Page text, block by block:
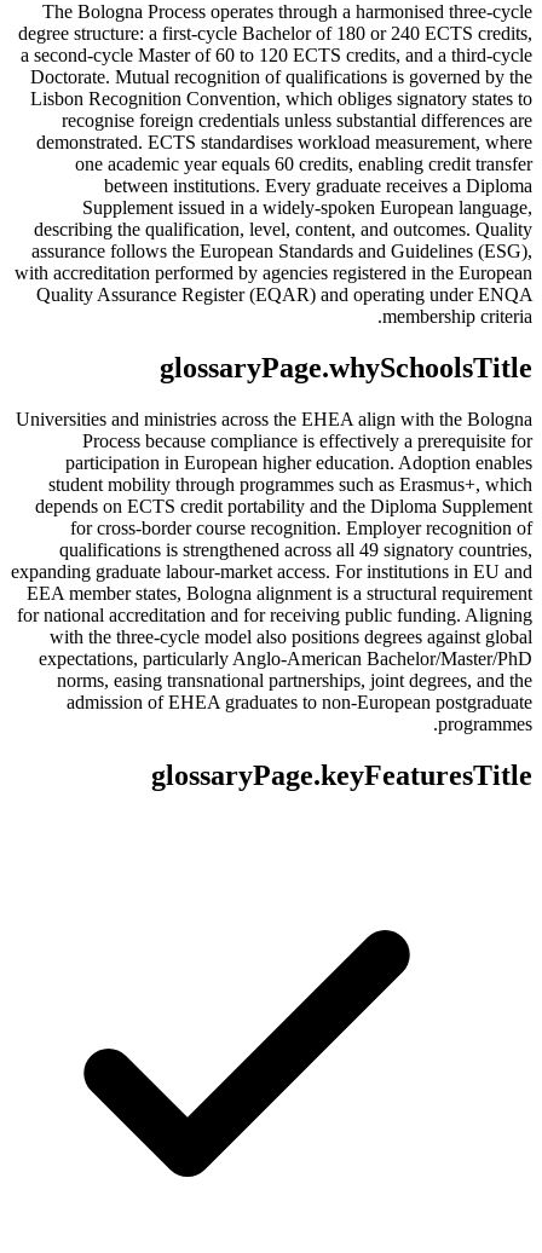
The Bologna Process operates through a harmonised three-cycle
degree structure: a first-cycle Bachelor of 180 or 240 ECTS credits,
a second-cycle Master of 60 to 120 ECTS credits, and a third-cycle
Doctorate. Mutual recognition of qualifications is governed by the
Lisbon Recognition Convention, which obliges signatory states to
recognise foreign credentials unless substantial differences are
demonstrated. ECTS standardises workload measurement, where
one academic year equals 60 credits, enabling credit transfer
between institutions. Every graduate receives a Diploma
Supplement issued in a widely-spoken European language,
describing the qualification, level, content, and outcomes. Quality
assurance follows the European Standards and Guidelines (ESG),
with accreditation performed by agencies registered in the European
Quality Assurance Register (EQAR) and operating under ENQA
membership criteria.
glossaryPage.whySchoolsTitle
Universities and ministries across the EHEA align with the Bologna
Process because compliance is effectively a prerequisite for
participation in European higher education. Adoption enables
student mobility through programmes such as Erasmus+, which
depends on ECTS credit portability and the Diploma Supplement
for cross-border course recognition. Employer recognition of
qualifications is strengthened across all 49 signatory countries,
expanding graduate labour-market access. For institutions in EU and
EEA member states, Bologna alignment is a structural requirement
for national accreditation and for receiving public funding. Aligning
with the three-cycle model also positions degrees against global
expectations, particularly Anglo-American Bachelor/Master/PhD
norms, easing transnational partnerships, joint degrees, and the
admission of EHEA graduates to non-European postgraduate
programmes.
glossaryPage.keyFeaturesTitle